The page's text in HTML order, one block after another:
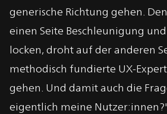
generische Richtung gehen.
einen Seite Beschleunigung
locken, droht auf der anderen
methodisch fundierte UX-
gehen. Und damit auch die
eigentlich meine